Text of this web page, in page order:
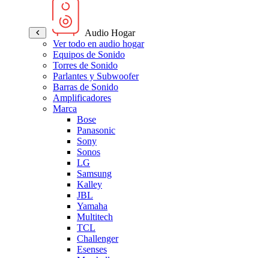
Audio Hogar
Ver todo en audio hogar
Equipos de Sonido
Torres de Sonido
Parlantes y Subwoofer
Barras de Sonido
Amplificadores
Marca
Bose
Panasonic
Sony
Sonos
LG
Samsung
Kalley
JBL
Yamaha
Multitech
TCL
Challenger
Esenses